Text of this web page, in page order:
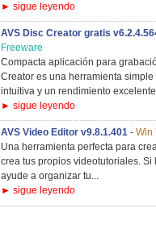
► sigue leyendo
AVS Disc Creator gratis
Freeware
Compacta aplicación para
Creator es una herramienta
intuitiva y un rendimiento
► sigue leyendo
AVS Video Editor v9.8.1.401 - Win
Una herramienta perfecta para
crea tus propios videotutoriales.
ayude a organizar tu...
► sigue leyendo